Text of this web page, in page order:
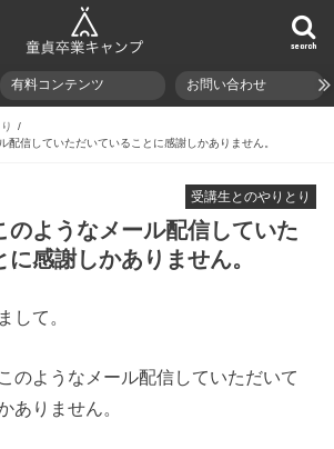
search
有料コンテンツ お問い合わせ
配信していただいていることに感謝しかありません。
受講生とのやりとり
のようなメール配信していた
感謝しかありません。
して。
のようなメール配信していただいて
ありません。